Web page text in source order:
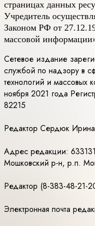
страницах данных
Учредитель
Законом РФ от
массовой
Сетевое издание
службой по надзору в
технологий и массовых
ноября 2021 года
82215
Редактор Сердюк
Адрес редакции:
Мошковский р-н, р.п.
Редактор (8-383-48-21-
Электронная почта